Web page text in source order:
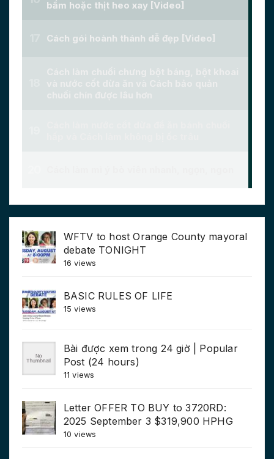
WFTV to host Orange County mayoral
debate TONIGHT
16 views
BASIC RULES OF LIFE
15 views
Bài được xem trong 24 giờ | Popular
Post (24 hours)
11 views
Letter OFFER TO BUY to 3720RD:
2025 September 3 $319,900 HPHG
10 views